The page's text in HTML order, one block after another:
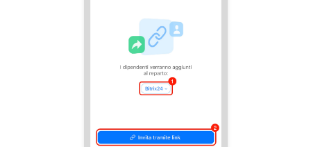
Firma elettronica per HR